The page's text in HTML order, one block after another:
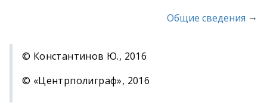
Общие сведения →
© Константинов Ю., 2016
© «Центрполиграф», 2016